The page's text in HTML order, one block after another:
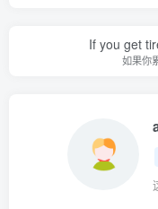
If you get
如果你